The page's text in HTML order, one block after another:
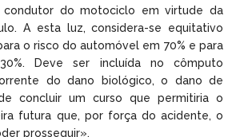
do motociclo em virtude da
A esta luz, considera-se equitativo
o risco do automóvel em 70% e para
Deve ser incluída no cômputo
do dano biológico, o dano de
concluir um curso que permitiria o
futura que, por força do acidente, o
prosseguir».